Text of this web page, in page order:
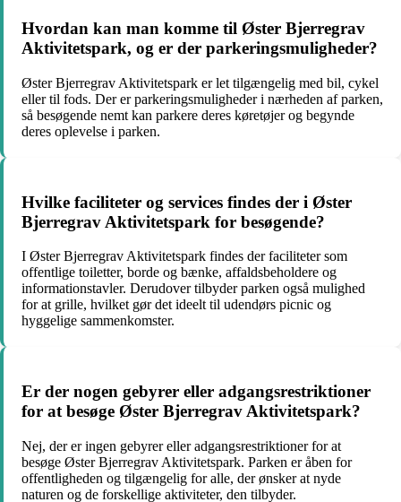
Hvordan kan man komme til Øster Bjerregrav
Aktivitetspark, og er der parkeringsmuligheder?
Øster Bjerregrav Aktivitetspark er let tilgængelig med bil, cykel
eller til fods. Der er parkeringsmuligheder i nærheden af parken,
så besøgende nemt kan parkere deres køretøjer og begynde
deres oplevelse i parken.
Hvilke faciliteter og services findes der i Øster
Bjerregrav Aktivitetspark for besøgende?
I Øster Bjerregrav Aktivitetspark findes der faciliteter som
offentlige toiletter, borde og bænke, affaldsbeholdere og
informationstavler. Derudover tilbyder parken også mulighed
for at grille, hvilket gør det ideelt til udendørs picnic og
hyggelige sammenkomster.
Er der nogen gebyrer eller adgangsrestriktioner
for at besøge Øster Bjerregrav Aktivitetspark?
Nej, der er ingen gebyrer eller adgangsrestriktioner for at
besøge Øster Bjerregrav Aktivitetspark. Parken er åben for
offentligheden og tilgængelig for alle, der ønsker at nyde
naturen og de forskellige aktiviteter, den tilbyder.